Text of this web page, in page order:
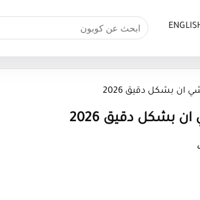
بشكل دقيق 2026
دقيق 2026